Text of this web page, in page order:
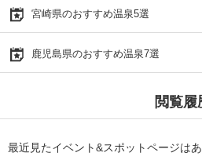
宮崎県のおすすめ温泉5選
鹿児島県のおすすめ温泉7選
閲覧履
最近見たイベント&スポットページはあ